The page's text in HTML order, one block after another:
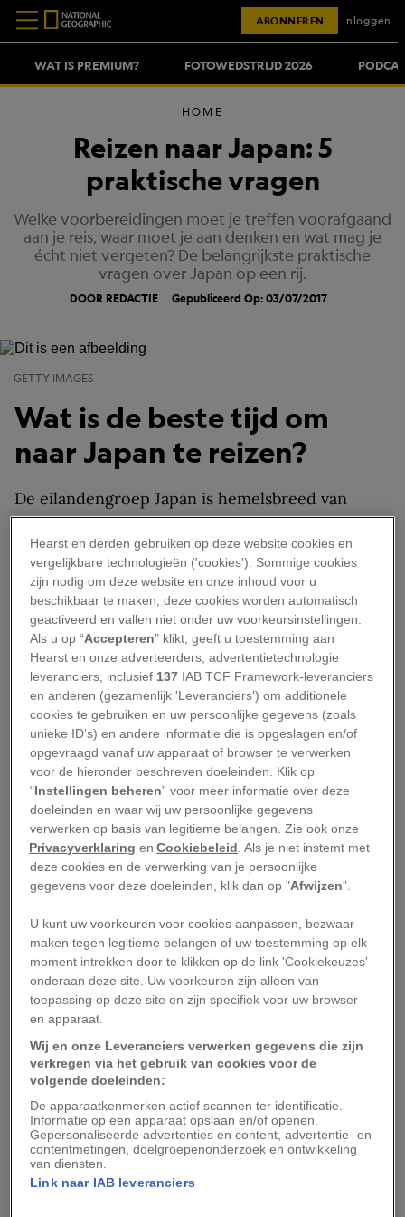
WAT IS PREMIUM? FOTOWEDSTRIJD 2026
ABONNEREN Inloggen
HOME
Reizen naar Japan: 5
praktische vragen
Welke voorbereidingen moet je treffen voorafgaand
aan je reis, waar moet je aan denken en wat mag je
écht niet vergeten? De belangrijkste praktische
vragen over Japan op een rij.
DOOR REDACTIE Gepubliceerd Op: 03/07/2017
GETTY IMAGES
Wat is de beste tijd om
naar Japan te reizen?
De eilandengroep Japan is hemelsbreed van
noord naar zuid tweeduizend kilometer lang en
kent dan ook niet één klimaat. Het grootste
eiland Honshu – waar de meeste grote steden
liggen – heeft een gematigd klimaat met vrij
koude winters en warme zomers. Op het
noordelijke eiland Hokkaido zijn de zomers
aangenaam en niet te warm, maar de winters zijn
er erg koud met veel sneeuwval. Het zuidelijke
eiland Kyushu en de omringende eilanden kun je
beter niet bezoeken in september en oktober
vanwege de kans op tropische stormen.
Wat voor visum heb je
nodig?
een visum niet nodig. Naast een geldig paspoort
is het wel verplicht om een retour- of
doorreisticket te hebben. Ook kan je gevraagd
worden om aan te tonen dat je over voldoende
financiële middelen beschikt om je reis te
betalen.
Hoe zijn de (draadloze)
internetverbindingen?
Veel hotels, restaurants, bars en luchthavens
Hearst en derden gebruiken op deze website cookies en
vergelijkbare technologieën ('cookies'). Sommige cookies
zijn nodig om deze website en onze inhoud voor u
beschikbaar te maken; deze cookies worden automatisch
geactiveerd en vallen niet onder uw voorkeursinstellingen.
Als u op “Accepteren” klikt, geeft u toestemming aan
Hearst en onze adverteerders, advertentietechnologie
leveranciers, inclusief 137 IAB TCF Framework-leveranciers
en anderen (gezamenlijk 'Leveranciers') om additionele
cookies te gebruiken en uw persoonlijke gegevens (zoals
unieke ID’s) en andere informatie die is opgeslagen en/of
opgevraagd vanaf uw apparaat of browser te verwerken
voor de hieronder beschreven doeleinden. Klik op
“Instellingen beheren” voor meer informatie over deze
doeleinden en waar wij uw persoonlijke gegevens
verwerken op basis van legitieme belangen. Zie ook onze
Privacyverklaring enCookiebeleid . Als je niet instemt met
deze cookies en de verwerking van je persoonlijke
gegevens voor deze doeleinden, klik dan op "Afwijzen”.
U kunt uw voorkeuren voor cookies aanpassen, bezwaar
maken tegen legitieme belangen of uw toestemming op elk
moment intrekken door te klikken op de link 'Cookiekeuzes'
onderaan deze site. Uw voorkeuren zijn alleen van
toepassing op deze site en zijn specifiek voor uw browser
en apparaat.
Wij en onze Leveranciers verwerken gegevens die zijn
verkregen via het gebruik van cookies voor de
volgende doeleinden:
De apparaatkenmerken actief scannen ter identificatie.
Informatie op een apparaat opslaan en/of openen.
Gepersonaliseerde advertenties en content, advertentie- en
contentmetingen, doelgroepenonderzoek en ontwikkeling
van diensten.
Link naar IAB leveranciers